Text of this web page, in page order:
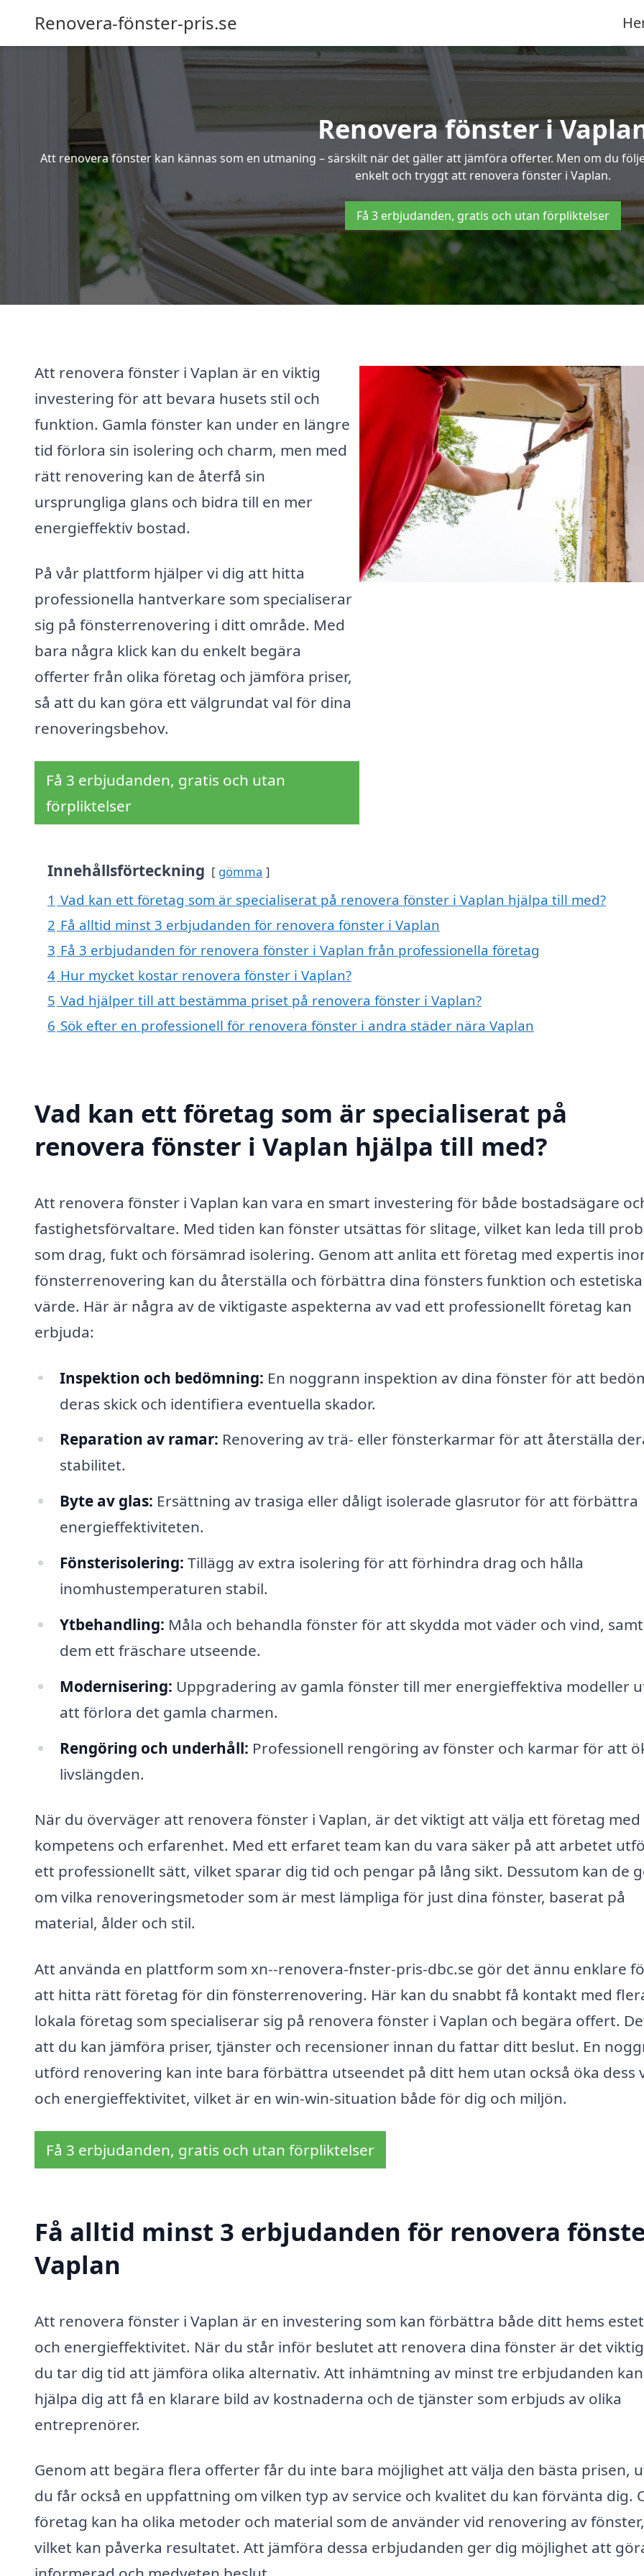
Renovera-fönster-pris.se
Renovera fönster i
Att renovera fönster kan kännas som en utmaning – särskilt när det gäller att jämföra offerter. Men om du
enkelt och tryggt att renovera fönster i Vaplan.
Få 3 erbjudanden, gratis och utan förpliktelser
Att renovera fönster i Vaplan är en viktig
investering för att bevara husets stil och
funktion. Gamla fönster kan under en längre
tid förlora sin isolering och charm, men med
rätt renovering kan de återfå sin
ursprungliga glans och bidra till en mer
energieffektiv bostad.
På vår plattform hjälper vi dig att hitta
professionella hantverkare som specialiserar
sig på fönsterrenovering i ditt område. Med
bara några klick kan du enkelt begära
offerter från olika företag och jämföra priser,
så att du kan göra ett välgrundat val för dina
renoveringsbehov.
Få 3 erbjudanden, gratis och utan
förpliktelser
Innehållsförteckning gömma
1 Vad kan ett företag som är specialiserat på renovera fönster i Vaplan hjälpa till med?
2 Få alltid minst 3 erbjudanden för renovera fönster i Vaplan
3 Få 3 erbjudanden för renovera fönster i Vaplan från professionella företag
4 Hur mycket kostar renovera fönster i Vaplan?
5 Vad hjälper till att bestämma priset på renovera fönster i Vaplan?
6 Sök efter en professionell för renovera fönster i andra städer nära Vaplan
Vad kan ett företag som är specialiserat på
renovera fönster i Vaplan hjälpa till med?
Att renovera fönster i Vaplan kan vara en smart investering för både bostadsägare
fastighetsförvaltare. Med tiden kan fönster utsättas för slitage, vilket kan leda till
som drag, fukt och försämrad isolering. Genom att anlita ett företag med expertis
fönsterrenovering kan du återställa och förbättra dina fönsters funktion och estetiska
värde. Här är några av de viktigaste aspekterna av vad ett professionellt företag kan
erbjuda:
Inspektion och bedömning: En noggrann inspektion av dina fönster för att
deras skick och identifiera eventuella skador.
Reparation av ramar: Renovering av trä- eller fönsterkarmar för att återställa
stabilitet.
Byte av glas: Ersättning av trasiga eller dåligt isolerade glasrutor för att förbättra
energieffektiviteten.
Fönsterisolering: Tillägg av extra isolering för att förhindra drag och hålla
inomhustemperaturen stabil.
Ytbehandling: Måla och behandla fönster för att skydda mot väder och vind,
dem ett fräschare utseende.
Modernisering: Uppgradering av gamla fönster till mer energieffektiva modeller
att förlora det gamla charmen.
Rengöring och underhåll: Professionell rengöring av fönster och karmar för att
livslängden.
När du överväger att renovera fönster i Vaplan, är det viktigt att välja ett företag
kompetens och erfarenhet. Med ett erfaret team kan du vara säker på att arbetet
ett professionellt sätt, vilket sparar dig tid och pengar på lång sikt. Dessutom kan de
om vilka renoveringsmetoder som är mest lämpliga för just dina fönster, baserat på
material, ålder och stil.
Att använda en plattform som xn--renovera-fnster-pris-dbc.se gör det ännu enklare
att hitta rätt företag för din fönsterrenovering. Här kan du snabbt få kontakt med
lokala företag som specialiserar sig på renovera fönster i Vaplan och begära offert.
att du kan jämföra priser, tjänster och recensioner innan du fattar ditt beslut. En
utförd renovering kan inte bara förbättra utseendet på ditt hem utan också öka dess
och energieffektivitet, vilket är en win-win-situation både för dig och miljön.
Få 3 erbjudanden, gratis och utan förpliktelser
Få alltid minst 3 erbjudanden för renovera
Vaplan
Att renovera fönster i Vaplan är en investering som kan förbättra både ditt hems
och energieffektivitet. När du står inför beslutet att renovera dina fönster är det
du tar dig tid att jämföra olika alternativ. Att inhämtning av minst tre erbjudanden kan
hjälpa dig att få en klarare bild av kostnaderna och de tjänster som erbjuds av olika
entreprenörer.
Genom att begära flera offerter får du inte bara möjlighet att välja den bästa prisen,
du får också en uppfattning om vilken typ av service och kvalitet du kan förvänta dig.
företag kan ha olika metoder och material som de använder vid renovering av fönster,
vilket kan påverka resultatet. Att jämföra dessa erbjudanden ger dig möjlighet att